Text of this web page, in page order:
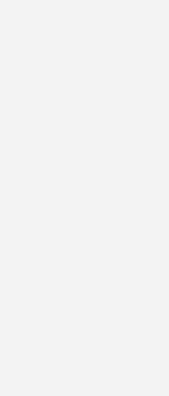
innehatte. Als